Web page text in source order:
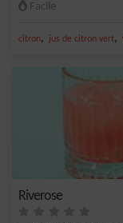
Facile
citron, jus de citron vert,
Riverose